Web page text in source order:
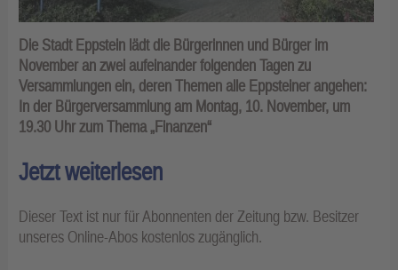
Die Stadt Eppstein lädt die Bürgerinnen und Bürger im
November an zwei aufeinander folgenden Tagen zu
Versammlungen ein, deren Themen alle Eppsteiner angehen:
In der Bürgerversammlung am Montag, 10. November, um
19.30 Uhr zum Thema „Finanzen“
Jetzt weiterlesen
Dieser Text ist nur für Abonnenten der Zeitung bzw. Besitzer
unseres Online-Abos kostenlos zugänglich.